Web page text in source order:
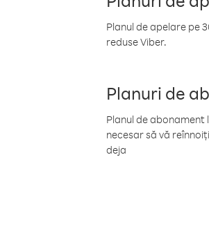
Planul de apelare pe
reduse Viber.
Planuri de
Planul de
necesar să vă
deja